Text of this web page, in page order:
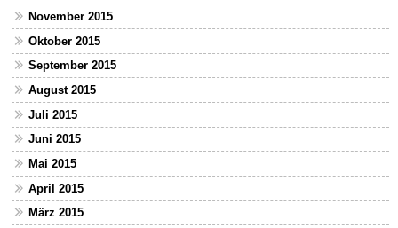
November 2015
Oktober 2015
September 2015
August 2015
Juli 2015
Juni 2015
Mai 2015
April 2015
März 2015